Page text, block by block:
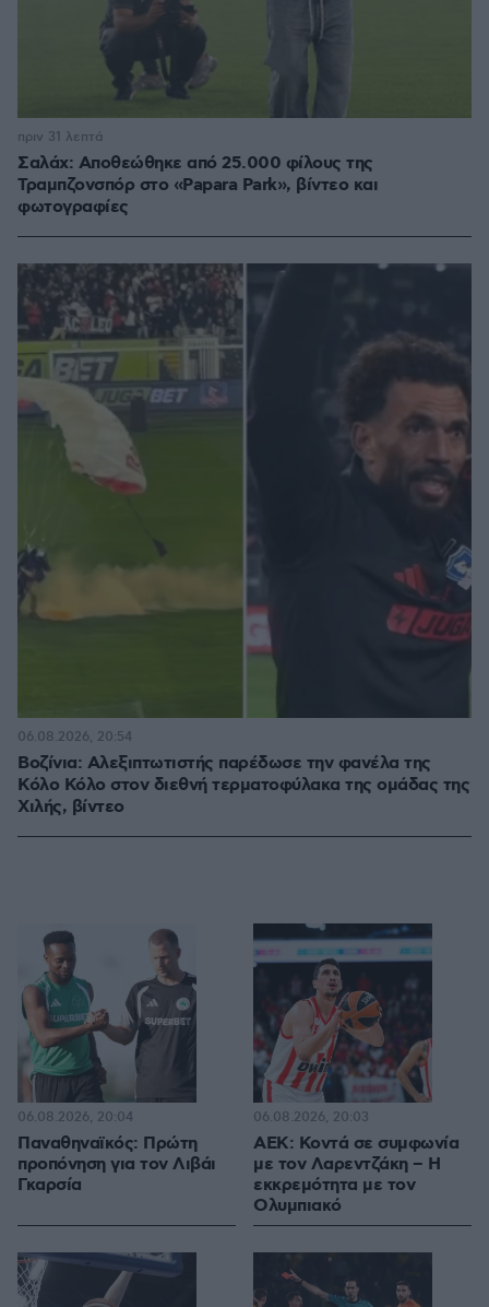
Σαλάχ: Αποθεώθηκε από 25.000 φίλους της
Τραμπζονσπόρ στο «Papara Park», βίντεο και
φωτογραφίες
πριν 31 λεπτά
Βοζίνια: Αλεξιπτωτιστής παρέδωσε την φανέλα της
Κόλο Κόλο στον διεθνή τερματοφύλακα της ομάδας της
Χιλής, βίντεο
06.08.2026, 20:54
Παναθηναϊκός: Πρώτη
προπόνηση για τον Λιβάι
Γκαρσία
06.08.2026, 20:04
ΑΕΚ: Κοντά σε συμφωνία
με τον Λαρεντζάκη – Η
εκκρεμότητα με τον
Ολυμπιακό
06.08.2026, 20:03